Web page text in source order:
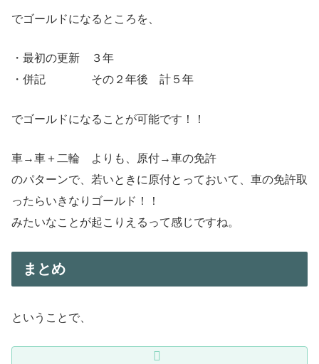
でゴールドになるところを、
・最初の更新 ３年
・併記 その２年後 計５年
でゴールドになることが可能です！！
車→車＋二輪 よりも、原付→車の免許
のパターンで、若いときに原付とっておいて、車の免許取
ったらいきなりゴールド！！
みたいなことが起こりえるって感じですね。
まとめ
ということで、